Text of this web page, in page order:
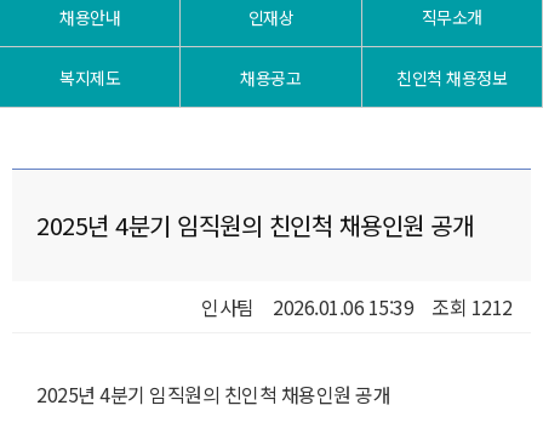
채용안내 인재상 직무소개
복지제도 채용공고 친인척 채용정보
2025년 4분기 임직원의 친인척 채용인원 공개
인사팀 2026.01.06 15:39 조회 1212
2025년 4분기 임직원의 친인척 채용인원 공개